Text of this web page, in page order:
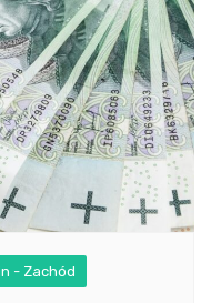
- Zachód